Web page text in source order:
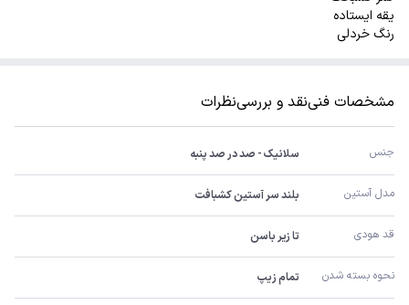
یقه ایستاده
رنگ خردلی
مشخصات فنینقد و بررسینظرات
جنس سلانیک - صد در صد پنبه
مدل آستین بلند سر آستین کشبافت
قد هودی تا زیر باسن
نحوه بسته شدن تمام زیپ